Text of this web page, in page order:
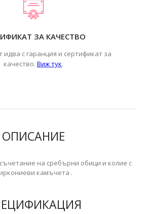
ЗА КАЧЕСТВО
идва с гаранция и сертификат за
качество. Виж тук.
ОПИСАНИЕ
на сребърни обици и колие с
камъчета .